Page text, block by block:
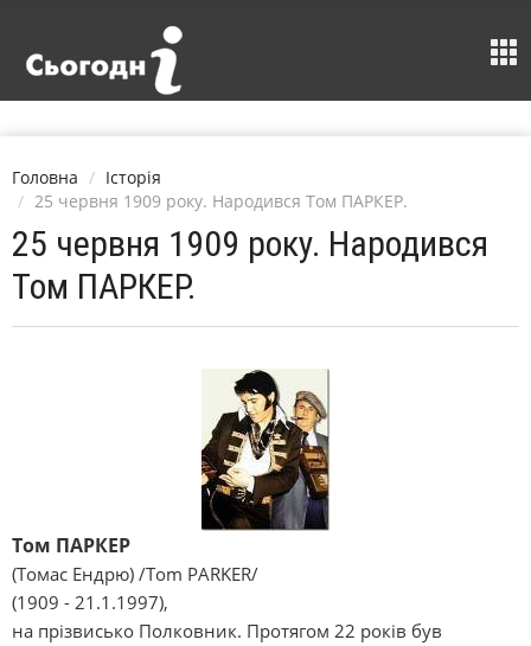
Головна
Історія
25 червня 1909 року. Народився Том ПАРКЕР.
25 червня 1909 року. Народився
Том ПАРКЕР.
Том ПАРКЕР
(Томас Ендрю) /Tom PARKER/
(1909 - 21.1.1997),
на прізвисько Полковник. Протягом 22 років був